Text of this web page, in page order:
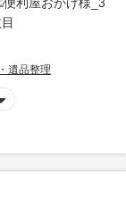
遺品整理